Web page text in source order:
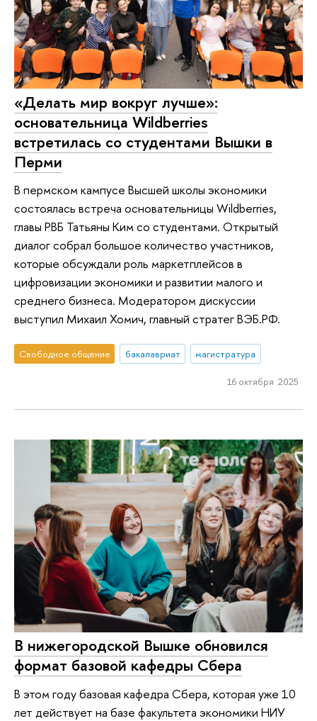
«Делать мир вокруг лучше»:
основательница Wildberries
встретилась со студентами Вышки в
Перми
В пермском кампусе Высшей школы экономики
состоялась встреча основательницы Wildberries,
главы РВБ Татьяны Ким со студентами. Открытый
диалог собрал большое количество участников,
которые обсуждали роль маркетплейсов в
цифровизации экономики и развитии малого и
среднего бизнеса. Модератором дискуссии
выступил Михаил Хомич, главный стратег ВЭБ.РФ.
Свободное общение бакалавриат магистратура
16 октября 2025
В нижегородской Вышке обновился
формат базовой кафедры Сбера
В этом году базовая кафедра Сбера, которая уже 10
лет действует на базе факультета экономики НИУ